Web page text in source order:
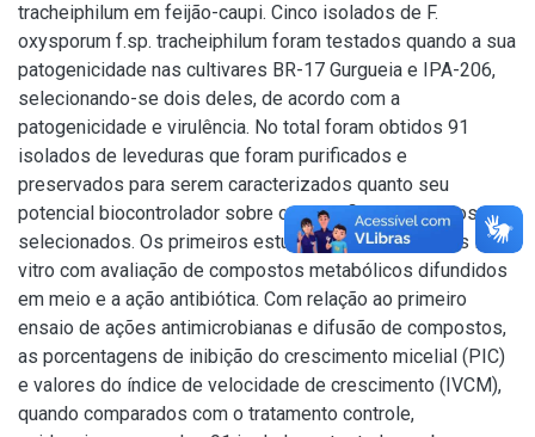
tracheiphilum em feijão-caupi. Cinco isolados de F.
oxysporum f.sp. tracheiphilum foram testados quando a sua
patogenicidade nas cultivares BR-17 Gurgueia e IPA-206,
selecionando-se dois deles, de acordo com a
patogenicidade e virulência. No total foram obtidos 91
isolados de leveduras que foram purificados e
preservados para serem caracterizados quanto seu
potencial biocontrolador sobre os dois fitopatogênicos
selecionados. Os primeiros estudos foram realizados in
vitro com avaliação de compostos metabólicos difundidos
em meio e a ação antibiótica. Com relação ao primeiro
ensaio de ações antimicrobianas e difusão de compostos,
as porcentagens de inibição do crescimento micelial (PIC)
e valores do índice de velocidade de crescimento (IVCM),
quando comparados com o tratamento controle,